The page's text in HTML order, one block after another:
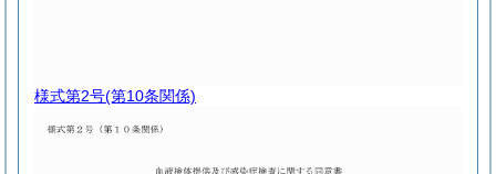
様式第2号(第10条関係)